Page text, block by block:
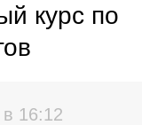
курс по
в 16:12